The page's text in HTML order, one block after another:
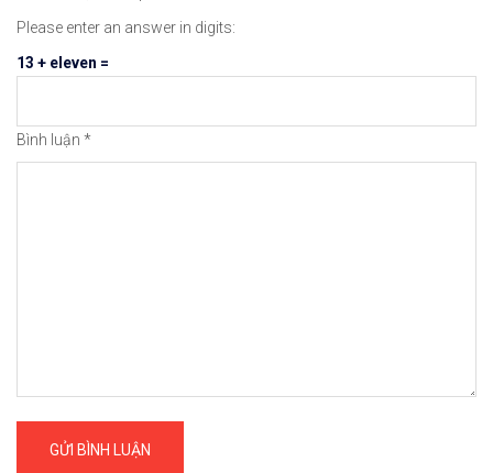
Please enter an answer in digits:
13 + eleven =
Bình luận *